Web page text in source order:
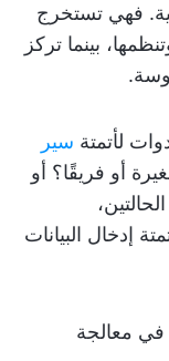
فهي تستخرج
بينما تركز
لأتمتة سير
أو فريقًا؟ أو
إدخال البيانات
معالجة